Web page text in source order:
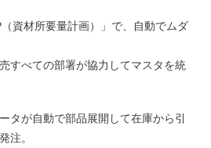
資材所要量計画）」で、自動でムダ
すべての部署が協力してマスタを統
タが自動で部品展開して在庫から引
注。